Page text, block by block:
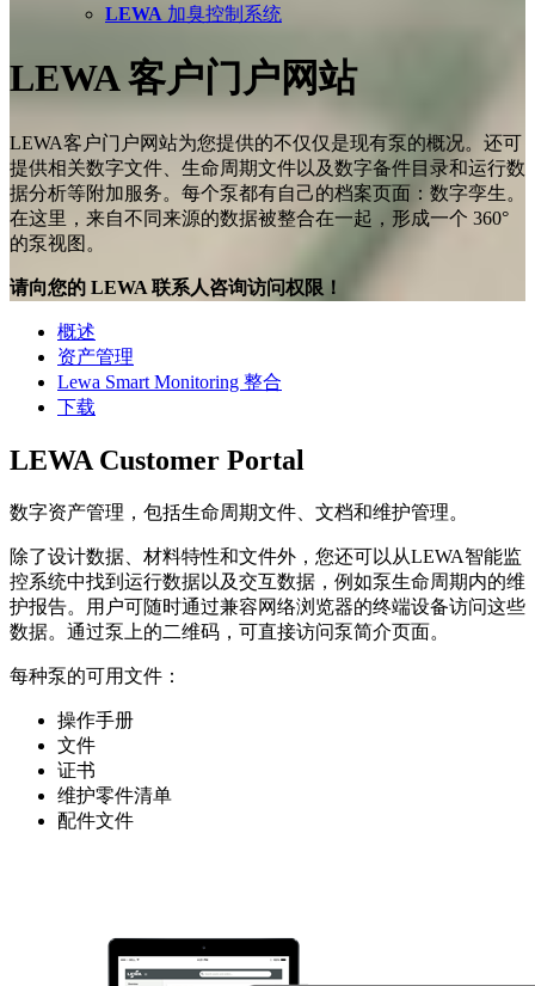
LEWA 加臭控制系统
LEWA 客户门户网站
LEWA客户门户网站为您提供的不仅仅是现有泵的概况。还可
提供相关数字文件、生命周期文件以及数字备件目录和运行数
据分析等附加服务。每个泵都有自己的档案页面：数字孪生。
在这里，来自不同来源的数据被整合在一起，形成一个 360°
的泵视图。
请向您的 LEWA 联系人咨询访问权限！
概述
资产管理
Lewa Smart Monitoring 整合
下载
LEWA Customer Portal
数字资产管理，包括生命周期文件、文档和维护管理。
除了设计数据、材料特性和文件外，您还可以从LEWA智能监
控系统中找到运行数据以及交互数据，例如泵生命周期内的维
护报告。用户可随时通过兼容网络浏览器的终端设备访问这些
数据。通过泵上的二维码，可直接访问泵简介页面。
每种泵的可用文件：
操作手册
文件
证书
维护零件清单
配件文件